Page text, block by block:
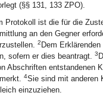
(§§ 131, 133 ZPO).
Protokoll ist die für die
an den Gegner
2 Dem
sofern er dies beantragt. 3
Abschriften entstandenen
4Sie sind mit anderen
einzuziehen.